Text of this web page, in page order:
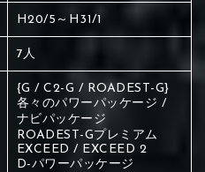
る場所を選択
H20/5～H31/1
7人
{G / C2-G / ROADEST-G}
各々のパワーパッケージ /
ナビパッケージ
ROADEST-Gプレミアム
EXCEED / EXCEED 2
D-パワーパッケージ